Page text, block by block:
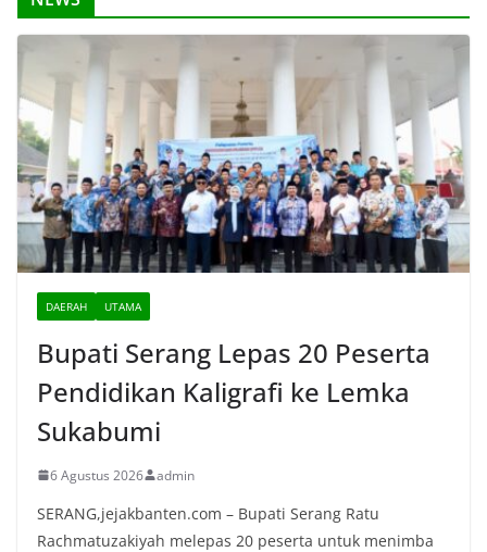
DAERAH UTAMA
Bupati Serang Lepas 20 Peserta
Pendidikan Kaligrafi ke Lemka
Sukabumi
6 Agustus 2026 admin
SERANG,jejakbanten.com – Bupati Serang Ratu
Rachmatuzakiyah melepas 20 peserta untuk menimba